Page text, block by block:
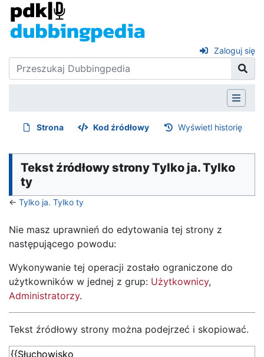
Zaloguj się
Strona Kod źródłowy Wyświetl historię
Tekst źródłowy strony Tylko ja. Tylko
ty
← Tylko ja. Tylko ty
Nie masz uprawnień do edytowania tej strony z
następującego powodu:
Wykonywanie tej operacji zostało ograniczone do
użytkowników w jednej z grup: Użytkownicy,
Administratorzy.
Tekst źródłowy strony można podejrzeć i skopiować.